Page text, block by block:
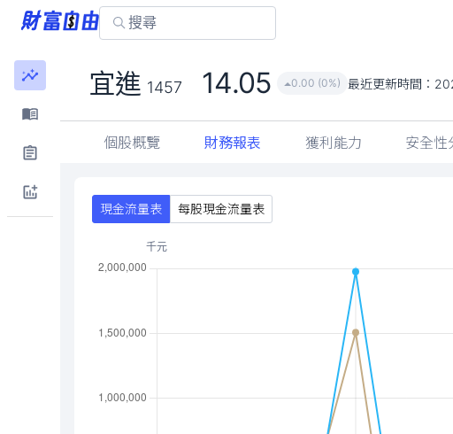
宜進 1457 14.05 0.00 (0%) 最近更新時間：
個股概覽 財務報表 獲利能力 安全性
現金流量表 每股現金流量表